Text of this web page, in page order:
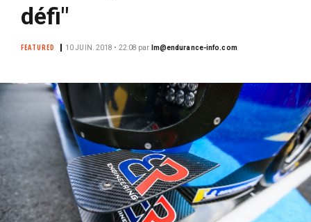
p
défi"
FEATURED 10 JUIN. 2018 • 22:08 par lm@endurance-info.com